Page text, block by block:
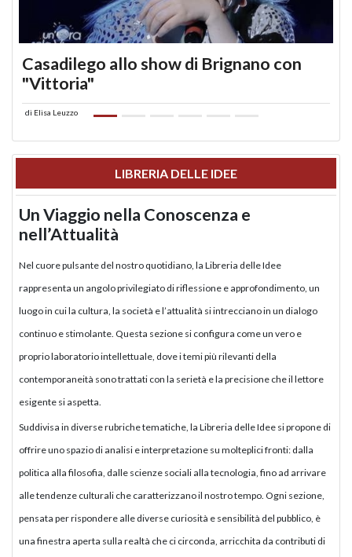
Casadilego allo show di Brignano con
"Vittoria"
di Elisa Leuzzo
LIBRERIA DELLE IDEE
Un Viaggio nella Conoscenza e
nell’Attualità
Nel cuore pulsante del nostro quotidiano, la Libreria delle Idee
rappresenta un angolo privilegiato di riflessione e approfondimento, un
luogo in cui la cultura, la società e l’attualità si intrecciano in un dialogo
continuo e stimolante. Questa sezione si configura come un vero e
proprio laboratorio intellettuale, dove i temi più rilevanti della
contemporaneità sono trattati con la serietà e la precisione che il lettore
esigente si aspetta.
Suddivisa in diverse rubriche tematiche, la Libreria delle Idee si propone di
offrire uno spazio di analisi e interpretazione su molteplici fronti: dalla
politica alla filosofia, dalle scienze sociali alla tecnologia, fino ad arrivare
alle tendenze culturali che caratterizzano il nostro tempo. Ogni sezione,
pensata per rispondere alle diverse curiosità e sensibilità del pubblico, è
una finestra aperta sulla realtà che ci circonda, arricchita da contributi di